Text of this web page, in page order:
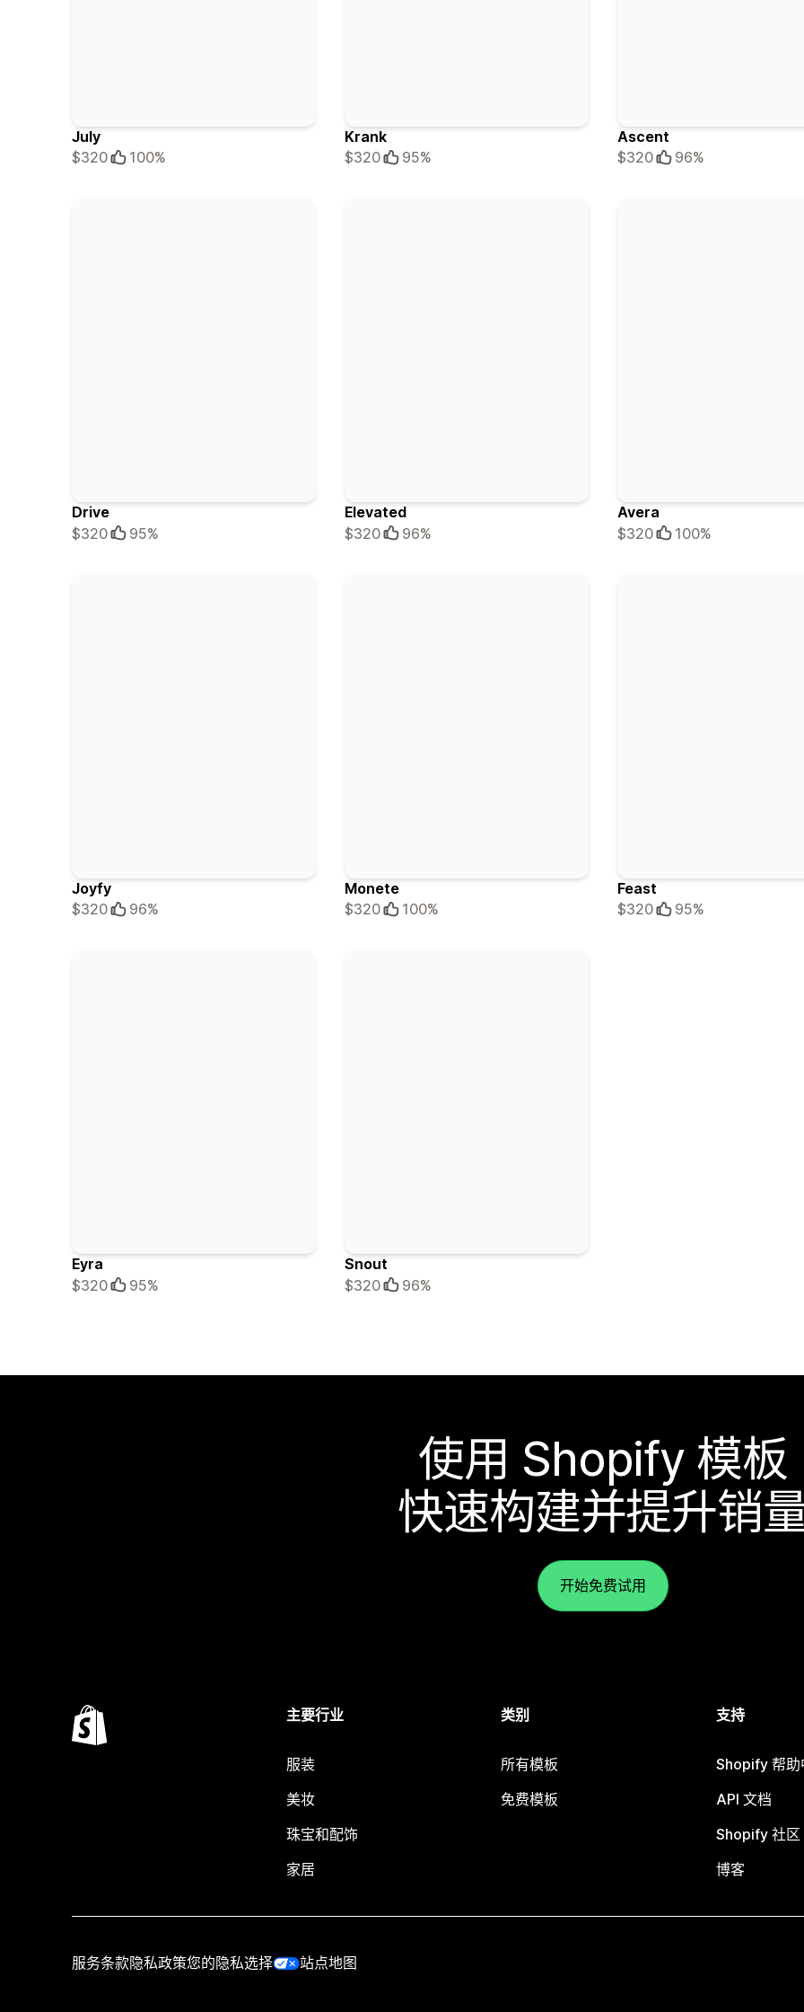
July
$320
100%
Krank
$320
95%
Ascent
$320
96%
Drive
$320
95%
Elevated
$320
96%
Avera
$320
100%
Joyfy
$320
96%
Monete
$320
100%
Feast
$320
95%
Eyra
$320
95%
Snout
$320
96%
使用 Shopify 模板
快速构建并提升销
开始免费试用
主要行业
服装
美妆
珠宝和配饰
家居
类别
所有模板
免费模板
支持
Shopify 帮助
API 文档
Shopify 社区
博客
服务条款隐私政策您的隐私选择 站点地图